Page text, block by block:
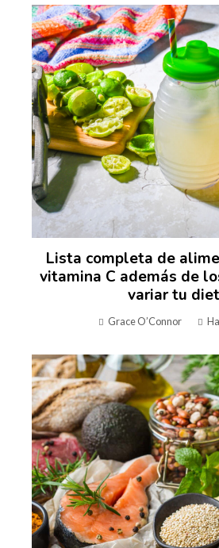
Lista completa de
vitamina C además de
variar tu
Grace O’Connor